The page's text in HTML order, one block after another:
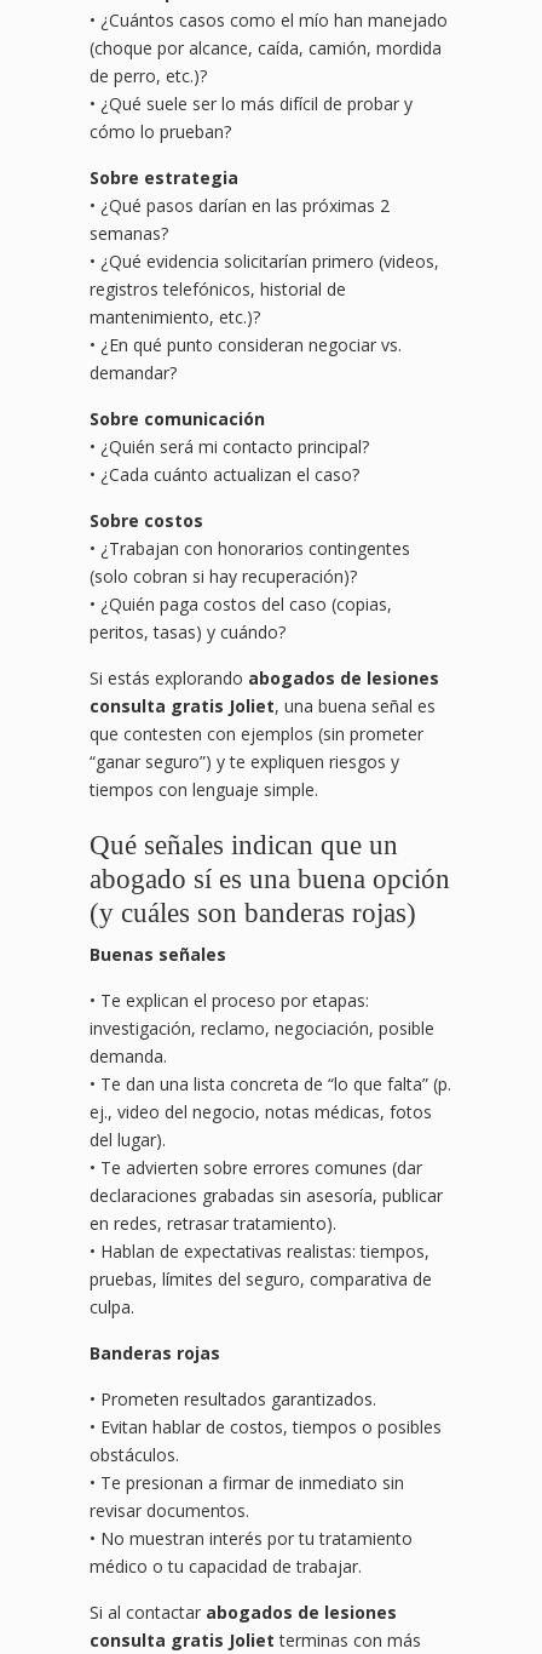
• ¿Cuántos casos como el mío han manejado
(choque por alcance, caída, camión, mordida
de perro, etc.)?
• ¿Qué suele ser lo más difícil de probar y
cómo lo prueban?
Sobre estrategia
• ¿Qué pasos darían en las próximas 2
semanas?
• ¿Qué evidencia solicitarían primero (videos,
registros telefónicos, historial de
mantenimiento, etc.)?
• ¿En qué punto consideran negociar vs.
demandar?
Sobre comunicación
• ¿Quién será mi contacto principal?
• ¿Cada cuánto actualizan el caso?
Sobre costos
• ¿Trabajan con honorarios contingentes
(solo cobran si hay recuperación)?
• ¿Quién paga costos del caso (copias,
peritos, tasas) y cuándo?
Si estás explorando abogados de lesiones
consulta gratis Joliet, una buena señal es
que contesten con ejemplos (sin prometer
“ganar seguro”) y te expliquen riesgos y
tiempos con lenguaje simple.
Qué señales indican que un
abogado sí es una buena opción
(y cuáles son banderas rojas)
Buenas señales
• Te explican el proceso por etapas:
investigación, reclamo, negociación, posible
demanda.
• Te dan una lista concreta de “lo que falta” (p.
ej., video del negocio, notas médicas, fotos
del lugar).
• Te advierten sobre errores comunes (dar
declaraciones grabadas sin asesoría, publicar
en redes, retrasar tratamiento).
• Hablan de expectativas realistas: tiempos,
pruebas, límites del seguro, comparativa de
culpa.
Banderas rojas
• Prometen resultados garantizados.
• Evitan hablar de costos, tiempos o posibles
obstáculos.
• Te presionan a firmar de inmediato sin
revisar documentos.
• No muestran interés por tu tratamiento
médico o tu capacidad de trabajar.
Si al contactar abogados de lesiones
consulta gratis Joliet terminas con más